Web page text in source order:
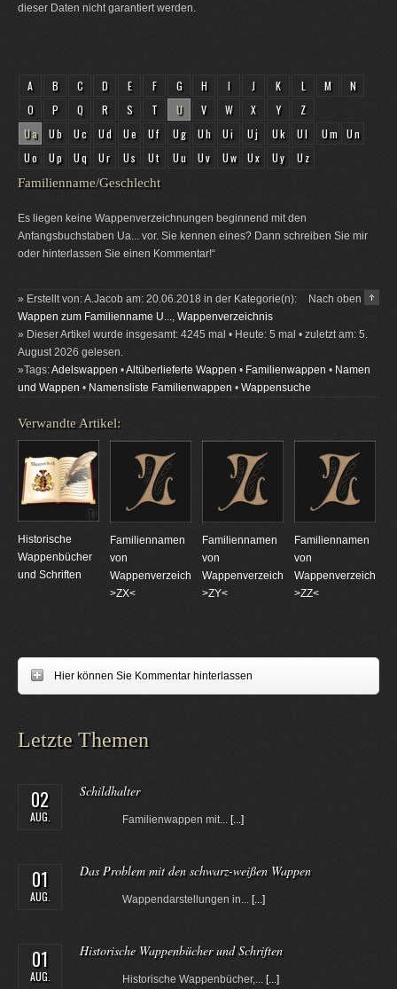
dieser Daten nicht garantiert werden.
A B C D E F G H I J K L M
N
O
P Q R S T U V W X Y
Z
Ua
Ub Uc Ud Ue Uf Ug Uh Ui Uj Uk Ul Um Un
Uo
Up Uq Ur Us Ut Uu Uv Uw Ux Uy Uz
Familienname/Geschlecht
Es liegen keine Wappenverzeichnungen beginnend mit den
Anfangsbuchstaben Ua... vor. Sie kennen eines? Dann schreiben Sie mir
oder hinterlassen Sie einen Kommentar!“
Nach oben
» Erstellt von: A.Jacob am: 20.06.2018 in der Kategorie(n):
Wappen zum Familienname U..., Wappenverzeichnis
» Dieser Artikel wurde insgesamt: 4245 mal • Heute: 5 mal • zuletzt am: 5.
August 2026 gelesen.
»Tags:Adelswappen •Altüberlieferte Wappen • Familienwappen • Namen
und Wappen • Namensliste Familienwappen • Wappensuche
Verwandte Artikel:
Historische
Wappenbücher
und Schriften
Familiennamen
von
Wappenverzeichnungen
>ZX<
Familiennamen
von
Wappenverzeichnungen
>ZY<
Familiennamen
von
>ZZ<
Hier können Sie Kommentar hinterlassen
Letzte Themen
02
AUG.
Schildhalter
Familienwappen mit... [...]
01
AUG.
Das Problem mit den schwarz-weißen Wappen
Wappendarstellungen in... [...]
01
AUG.
Historische Wappenbücher und Schriften
Historische Wappenbücher,... [...]